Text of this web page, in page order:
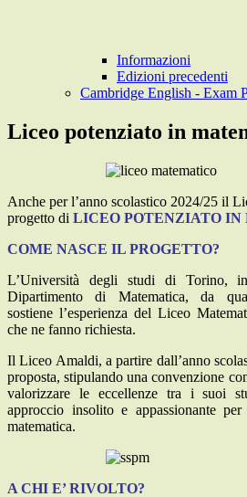
Informazioni
Edizioni precedenti
Cambridge English - Exam
Liceo potenziato in
Anche per l’anno scolastico 2024/25 il
progetto di LICEO POTENZIATO
COME NASCE IL PROGETTO?
L’Università degli studi di Torino,
Dipartimento di Matematica, da
sostiene l’esperienza del Liceo
che ne fanno richiesta.
Il Liceo Amaldi, a partire dall’anno
proposta, stipulando una convenzione
valorizzare le eccellenze tra i suoi
approccio insolito e appassionante
matematica.
A CHI E’ RIVOLTO?